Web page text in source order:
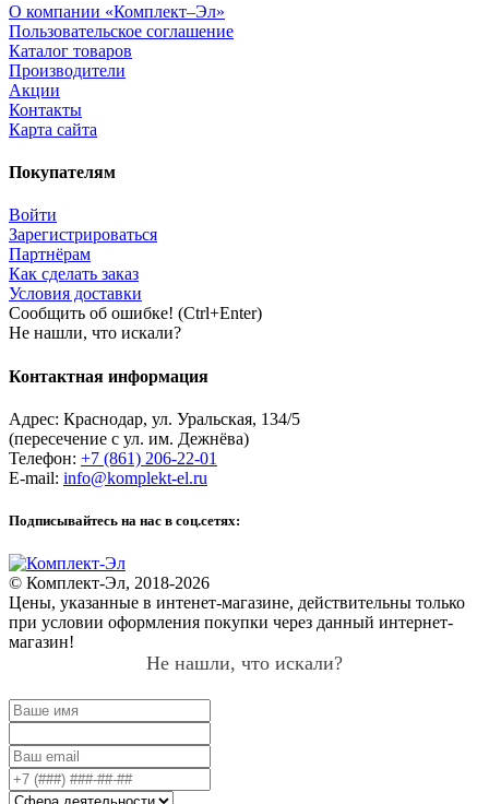
О компании «Комплект–Эл»
Пользовательское соглашение
Каталог товаров
Производители
Акции
Контакты
Карта сайта
Покупателям
Войти
Зарегистрироваться
Партнёрам
Как сделать заказ
Условия доставки
Сообщить об ошибке! (Ctrl+Enter)
Не нашли, что искали?
Контактная информация
Адрес: Краснодар, ул. Уральская, 134/5
(пересечение с ул. им. Дежнёва)
Телефон: +7 (861) 206-22-01
E-mail: info@komplekt-el.ru
Подписывайтесь на нас в соц.сетях:
© Комплект-Эл, 2018-2026
Цены, указанные в интенет-магазине, действительны только
при условии оформления покупки через данный интернет-
магазин!
Не нашли, что искали?